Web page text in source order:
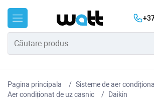
Pagina principala
Sisteme de aer
Aer condiționat de uz casnic
Daikin